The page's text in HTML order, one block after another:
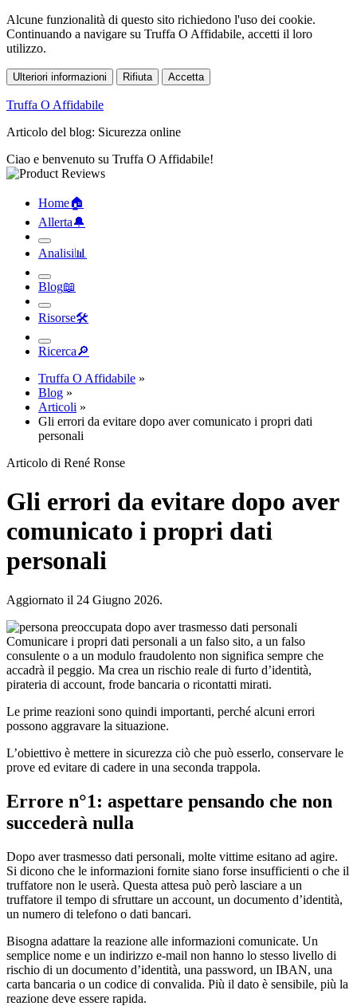
Alcune funzionalità di questo sito richiedono l'uso dei cookie.
Continuando a navigare su Truffa O Affidabile, accetti il loro
utilizzo.
Ulteriori informazioni Rifiuta Accetta
Truffa O Affidabile
Articolo del blog: Sicurezza online
Ciao e benvenuto su Truffa O Affidabile!
Home🏠︎
Allerta🔔︎
Analisi📊︎
Blog📖︎
Risorse🛠︎
Ricerca🔎︎
Truffa O Affidabile »
Blog »
Articoli »
Gli errori da evitare dopo aver comunicato i propri dati
personali
Articolo di René Ronse
Gli errori da evitare dopo aver
comunicato i propri dati
personali
Aggiornato il 24 Giugno 2026.
Comunicare i propri dati personali a un falso sito, a un falso
consulente o a un modulo fraudolento non significa sempre che
accadrà il peggio. Ma crea un rischio reale di furto d’identità,
pirateria di account, frode bancaria o ricontatti mirati.
Le prime reazioni sono quindi importanti, perché alcuni errori
possono aggravare la situazione.
L’obiettivo è mettere in sicurezza ciò che può esserlo, conservare le
prove ed evitare di cadere in una seconda trappola.
Errore n°1: aspettare pensando che non
succederà nulla
Dopo aver trasmesso dati personali, molte vittime esitano ad agire.
Si dicono che le informazioni fornite siano forse insufficienti o che il
truffatore non le userà. Questa attesa può però lasciare a un
truffatore il tempo di sfruttare un account, un documento d’identità,
un numero di telefono o dati bancari.
Bisogna adattare la reazione alle informazioni comunicate. Un
semplice nome e un indirizzo e-mail non hanno lo stesso livello di
rischio di un documento d’identità, una password, un IBAN, una
carta bancaria o un codice di convalida. Più il dato è sensibile, più la
reazione deve essere rapida.